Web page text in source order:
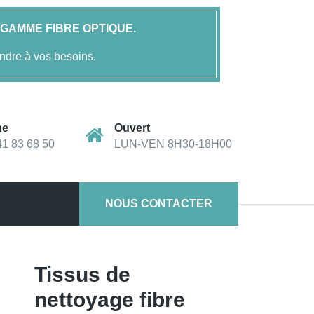
FIBRE OPTIQUE.
à vos besoins.
83 68 50
Ouvert
LUN-VEN 8H30-18H00
NOUS CONTACTER
à sec – Petit modèle – FOLAN
Tissus de
nettoyage fibre